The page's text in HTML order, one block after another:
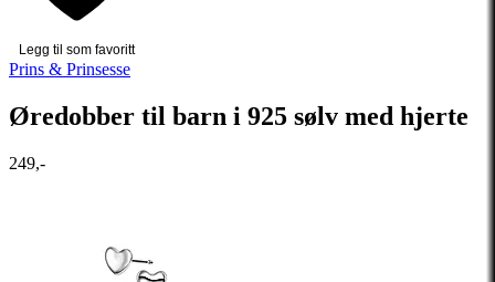
Legg til som favoritt
Prins & Prinsesse
Øredobber til barn i 925 sølv med hjerte
249,-